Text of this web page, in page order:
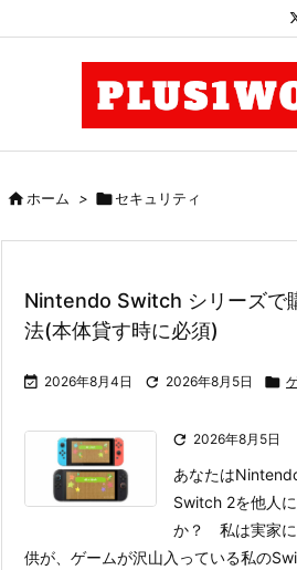
ホーム > セキュリティ
Nintendo Switch シリーズで
法(本体貸す時に必須)
 2026年8月4日  2026年8月5日 
 2026年8月5日
あなたは
Switch 2を他人
か？ 私は実家に
供が、ゲームが沢山入っている私の